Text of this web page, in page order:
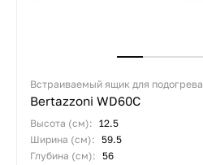
Встраиваемый ящик для подогрева
Bertazzoni WD60C
Высота (см): 12.5
Ширина (см): 59.5
Глубина (см): 56